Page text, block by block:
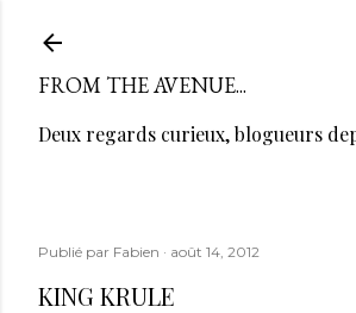
FROM THE AVENUE...
Deux regards curieux, blogueurs
Publié par Fabien août 14, 2012
KING KRULE